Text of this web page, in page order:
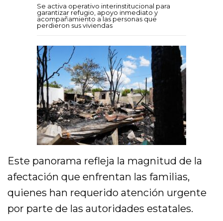
Se activa operativo interinstitucional para
garantizar refugio, apoyo inmediato y
acompañamiento a las personas que
perdieron sus viviendas
Este panorama refleja la magnitud de la
afectación que enfrentan las familias,
quienes han requerido atención urgente
por parte de las autoridades estatales.